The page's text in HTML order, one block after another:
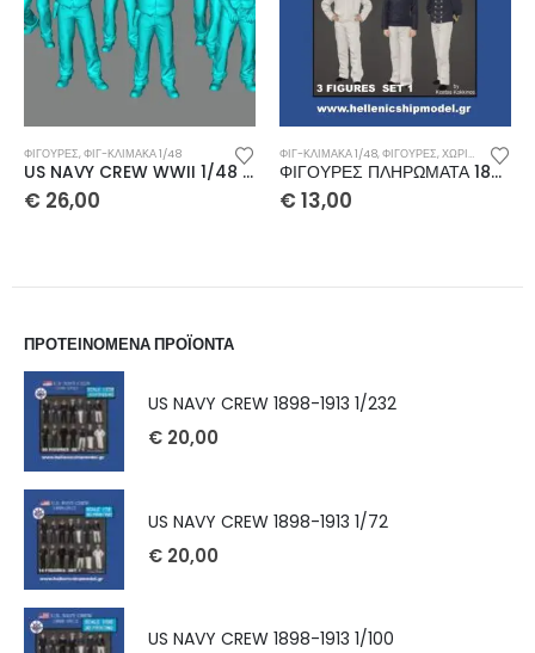
ΦΙΓΟΥΡΕΣ,ΦΙΓ-ΚΛΊΜΑΚΑ 1/48
US NAVY CREW WWII 1/48 10 τεμαχια
€ 26,00
ΦΙΓ-ΚΛΊΜΑΚΑ 1/48,ΦΙΓΟΥΡΕΣ,ΧΩΡΊΣ ΚΑΤΗΓΟΡΊΑ
ΦΙΓΟΥΡΕΣ ΠΛΗΡΩΜΑΤΑ 1880-1920 1/48
€ 13,00
ΠΡΟΤΕΙΝΟΜΕΝΑ ΠΡΟΪΟΝΤΑ
US NAVY CREW 1898-1913 1/232
€ 20,00
US NAVY CREW 1898-1913 1/72
€ 20,00
US NAVY CREW 1898-1913 1/100